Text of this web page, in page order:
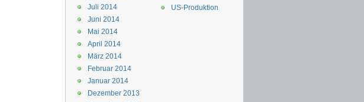
US-Produktion
Juli 2014
Juni 2014
Mai 2014
April 2014
März 2014
Februar 2014
Januar 2014
Dezember 2013